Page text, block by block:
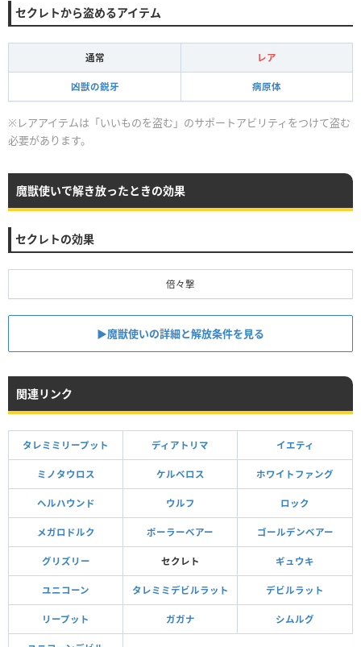
セクレトから盗めるアイテム
通常 レア
凶獣の鋭牙 病原体
※レアアイテムは「いいものを盗む」のサポートアビリティをつけて盗む
必要があります。
魔獣使いで解き放ったときの効果
セクレトの効果
倍々撃
▶魔獣使いの詳細と解放条件を見る
関連リンク
タレミミリープット ディアトリマ イエティ
ミノタウロス ケルベロス ホワイトファング
ヘルハウンド ウルフ ロック
メガロドルク ポーラーベアー ゴールデンベアー
グリズリー セクレト ギュウキ
ユニコーン タレミミデビルラット デビルラット
リープット ガガナ シムルグ